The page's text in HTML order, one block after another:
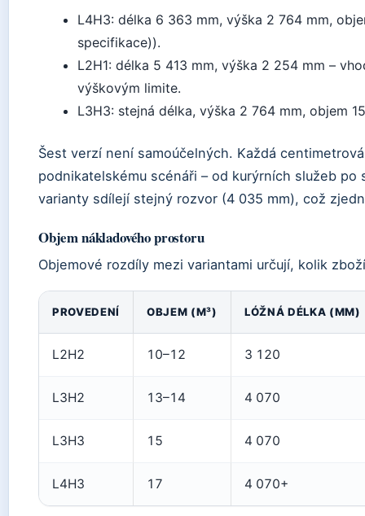
L4H3: délka 6 363 mm, výška 2 764 mm,
specifikace)).
L2H1: délka 5 413 mm, výška 2 254 mm –
výškovým limite.
L3H3: stejná délka, výška 2 764 mm, objem
Šest verzí není samoúčelných. Každá
podnikatelskému scénáři – od kurýrních služeb
varianty sdílejí stejný rozvor (4 035 mm), což
Objem nákladového prostoru
Objemové rozdíly mezi variantami určují, kolik
PROVEDENÍ OBJEM (M³) LÓŽNÁ DÉLKA (MM)
L2H2 10–12 3 120
L3H2 13–14 4 070
L3H3 15 4 070
L4H3 17 4 070+